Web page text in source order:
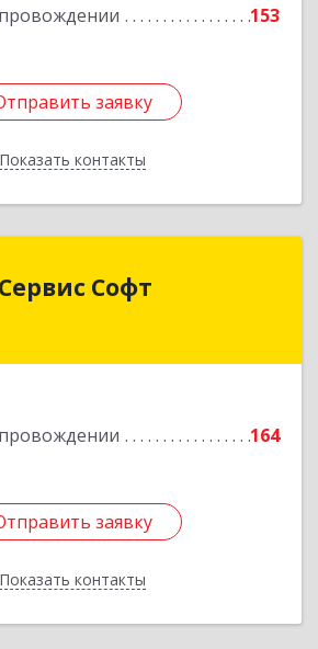
153
заявку
Показать контакты
Подробнее
заявку
Назад
Софт
164
заявку
Показать контакты
Компания Сервис Софт
край, Курганинск г,
заявку
Назад